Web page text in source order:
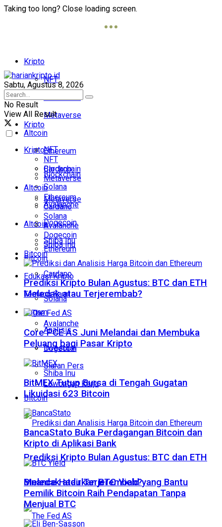
Taking too long? Close loading screen.
Kripto
NFT
Blockchain
Metaverse
Altcoin
Ethereum
Cardano
Solana
Avalanche
Dogecoin
Shiba Inu
Bitcoin
Edukasi Kripto
Tentang Kami
Ragam
Analisis
Investasi
Siaran Pers
Lowongan Kerja
Sabtu, Agustus 8, 2026
No Result
View All Result
Kripto
NFT
Blockchain
Metaverse
Altcoin
Ethereum
Cardano
Solana
Avalanche
Dogecoin
Shiba Inu
Bitcoin
Prediksi Kripto Bulan Agustus: BTC dan ETH
Meledak atau Terjerembab?
Kripto
NFT
Blockchain
Metaverse
Altcoin
Ethereum
Cardano
Solana
Avalanche
Dogecoin
Shiba Inu
Bitcoin
Prediksi Kripto Bulan Agustus: BTC dan ETH
Meledak atau Terjerembab?
Core PCE AS Juni Melandai dan Membuka
Peluang bagi Pasar Kripto
BitMEX Tutup Bursa di Tengah Gugatan
Likuidasi 623 Bitcoin
BancaStato Buka Perdagangan Bitcoin dan
Kripto di Aplikasi Bank
Binance Hadirkan BTC Yield yang Bantu
Pemilik Bitcoin Raih Pendapatan Tanpa
Menjual BTC